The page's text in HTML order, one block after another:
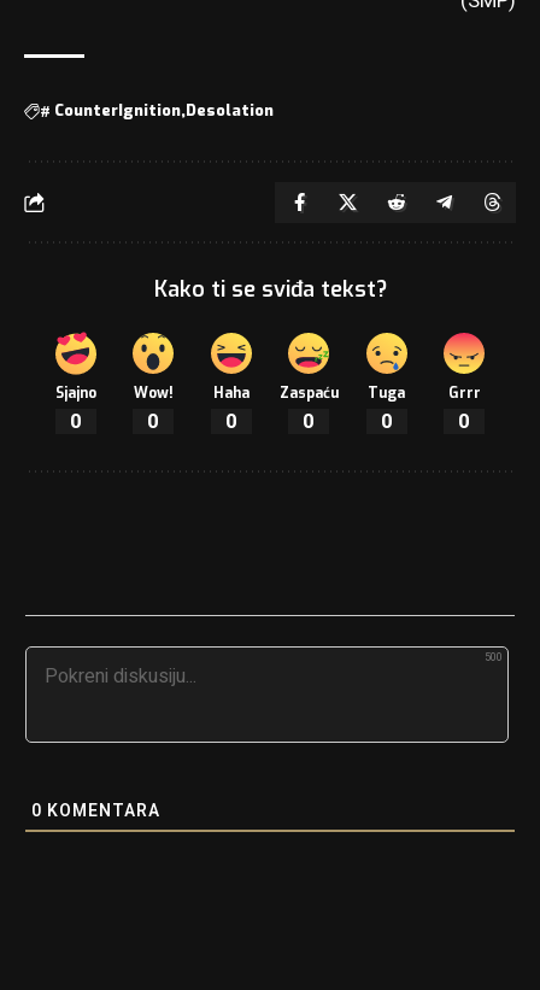
# CounterIgnition Desolation
Kako ti se sviđa tekst?
Sjajno
0
Wow!
0
Haha
0
Zaspaću
0
Tuga
0
Grrr
0
500
0 KOMENTARA